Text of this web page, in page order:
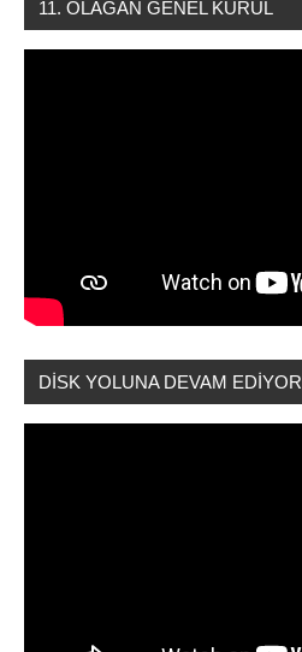
11. OLAGAN GENEL KURUL
DİSK YOLUNA DEVAM EDİYOR